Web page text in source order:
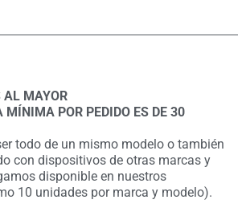
AL MAYOR
MÍNIMA POR PEDIDO ES DE 30
todo de un mismo modelo o también
con dispositivos de otras marcas y
disponible en nuestros
10 unidades por marca y modelo).